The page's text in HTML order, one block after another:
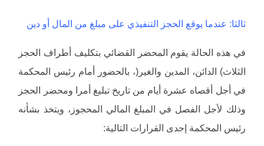
ثالثا: عندما يوقع الحجز التنفيذي على مبلغ من المال أو دين
في هذه الحالة يقوم المحضر القضائي بتكليف أطراف الحجز
الثلاث) الدائن، المدين والغير(، بالحضور أمام رئيس المحكمة
في أجل أقصاه عشرة أيام من تاريخ تبليغ أمرا ومحضر الحجز
وذلك لأجل الفصل في المبلغ المالي المحجوز، ويتخذ بشأنه
رئيس المحكمة إحدى القرارات التالية: